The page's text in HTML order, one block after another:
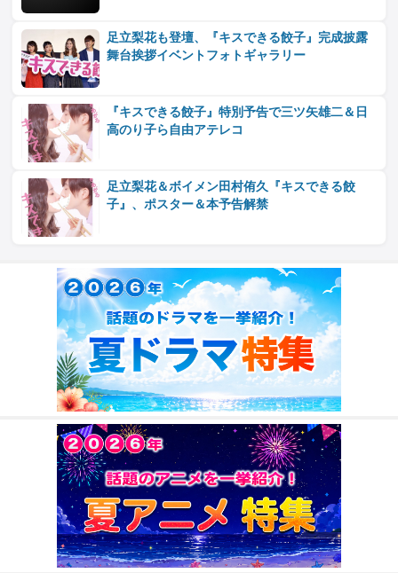
足立梨花も登壇、『キスできる餃子』完成披露
舞台挨拶イベントフォトギャラリー
『キスできる餃子』特別予告で三ツ矢雄二＆日
高のり子ら自由アテレコ
足立梨花＆ボイメン田村侑久『キスできる餃
子』、ポスター＆本予告解禁